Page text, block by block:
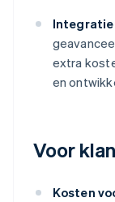
extra
en
Voor
Kosten